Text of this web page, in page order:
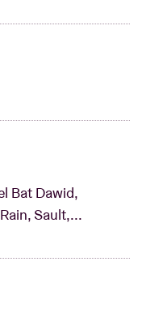
Bat Dawid,
Sault,...